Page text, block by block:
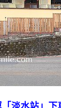
淡水站」下